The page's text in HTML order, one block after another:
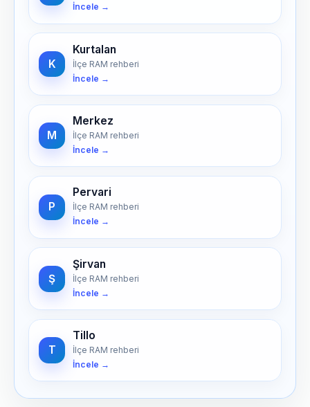
İncele →
K
Kurtalan
İlçe RAM rehberi
İncele →
M
Merkez
İlçe RAM rehberi
İncele →
P
Pervari
İlçe RAM rehberi
İncele →
Ş
Şirvan
İlçe RAM rehberi
İncele →
T
Tillo
İlçe RAM rehberi
İncele →